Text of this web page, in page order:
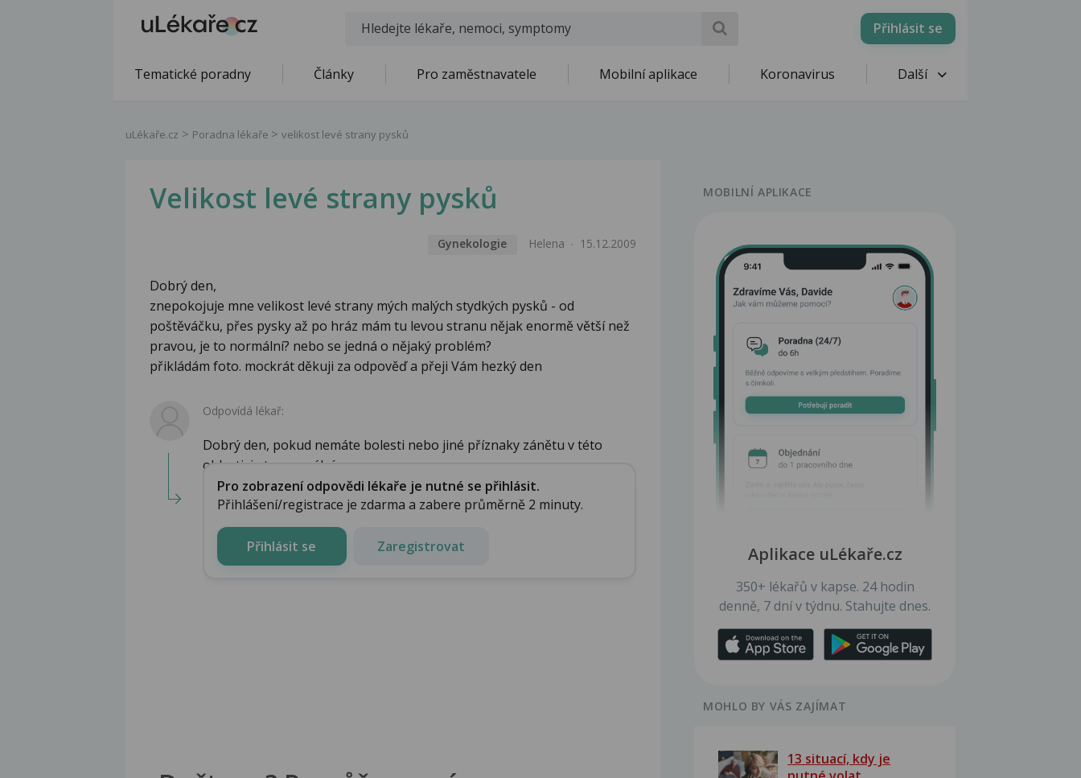
Přihlásit se
Tematické poradny Články Pro zaměstnavatele Mobilní aplikace Koronavirus Další
uLékaře.cz Poradna lékaře velikost levé strany pysků
Velikost levé strany pysků
Gynekologie Helena 15.12.2009
Dobrý den,
znepokojuje mne velikost levé strany mých malých stydkých pysků - od
poštěváčku, přes pysky až po hráz mám tu levou stranu nějak enormě větší než
pravou, je to normální? nebo se jedná o nějaký problém?
přikládám foto. mockrát děkuji za odpověď a přeji Vám hezký den
Odpovídá lékař:
Dobrý den, pokud nemáte bolesti nebo jiné příznaky zánětu v této
oblasti, je to normální -...
Pro zobrazení odpovědi lékaře je nutné se přihlásit.
Přihlášení/registrace je zdarma a zabere průměrně 2 minuty.
Přihlásit se Zaregistrovat
MOBILNÍ APLIKACE
Aplikace uLékaře.cz
350+ lékařů v kapse. 24 hodin
denně, 7 dní v týdnu. Stahujte dnes.
MOHLO BY VÁS ZAJÍMAT
13 situací, kdy je